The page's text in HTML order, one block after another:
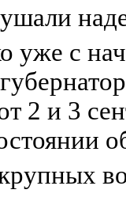
уже с
2 и 3